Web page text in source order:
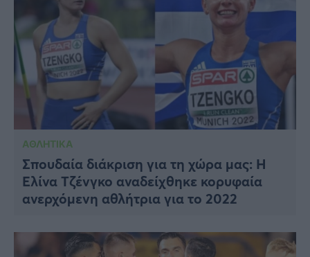
ΑΘΛΗΤΙΚΑ
Σπουδαία διάκριση για τη χώρα μας: Η
Ελίνα Τζένγκο αναδείχθηκε κορυφαία
ανερχόμενη αθλήτρια για το 2022